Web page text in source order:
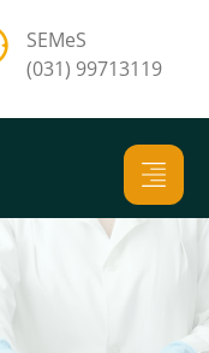
SEMeS
(031) 99713119